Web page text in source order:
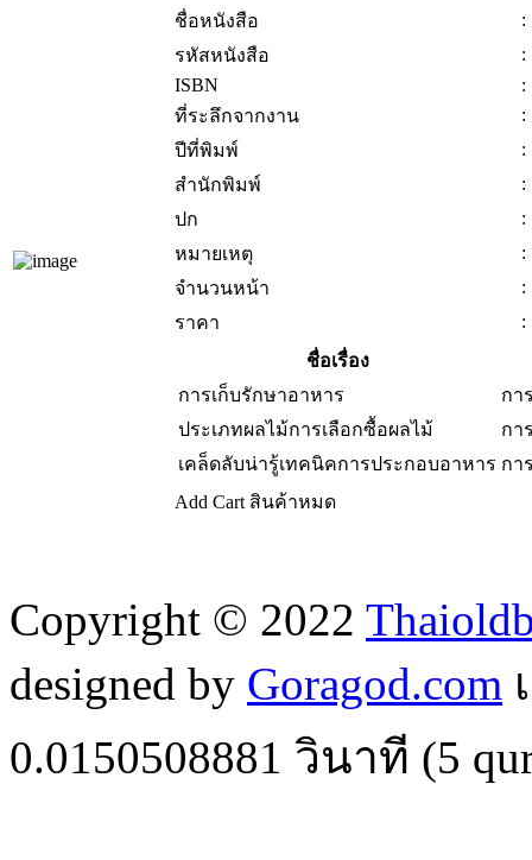
ชื่อหนังสือ
:
รหัสหนังสือ
:
ISBN
:
ที่ระลึกจากงาน
:
ปีที่พิมพ์
:
สำนักพิมพ์
:
ปก
:
หมายเหตุ
:
จำนวนหน้า
:
ราคา
:
ชื่อเรื่อง
การเก็บรักษาอาหาร
กา
ประเภทผลไม้การเลือกซื้อผลไม้
กา
เคล็ดลับน่ารู้เทคนิคการประกอบอาหาร กา
Add Cart สินค้าหมด
Copyright © 2022
designed by Goragod.com
0.0150508881 วินาที (5